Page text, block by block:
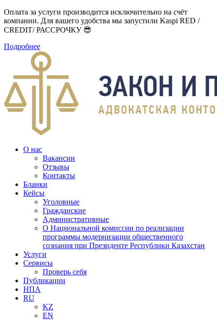
Оплата за услуги производится исключительно на счёт
компании. Для вашего удобства мы запустили Kaspi RED /
CREDIT/ РАССРОЧКУ 😎
Подробнее
О нас
Вакансии
Отзывы
Контакты
Бланки
Кейсы
Уголовные
Гражданские
Административные
О Национальной комиссии по реализации
программы модернизации общественного
сознания при Президенте Республики Казахстан
Услуги
Сервисы
Проверь себя
Публикации
НПА
RU
KZ
EN